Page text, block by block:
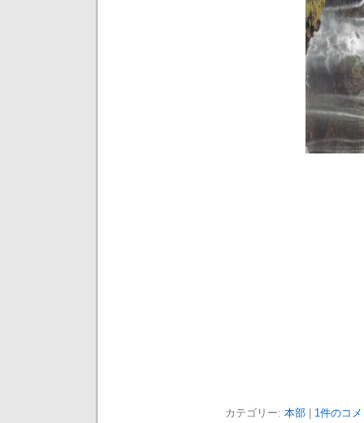
カテゴリー: 本部 1件のコ